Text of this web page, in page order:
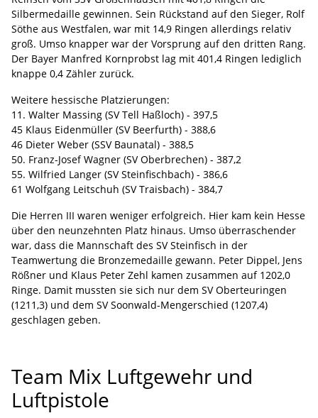
Silbermedaille gewinnen. Sein Rückstand auf den Sieger, Rolf
Söthe aus Westfalen, war mit 14,9 Ringen allerdings relativ
groß. Umso knapper war der Vorsprung auf den dritten Rang.
Der Bayer Manfred Kornprobst lag mit 401,4 Ringen lediglich
knappe 0,4 Zähler zurück.
Weitere hessische Platzierungen:
11. Walter Massing (SV Tell Haßloch) - 397,5
45 Klaus Eidenmüller (SV Beerfurth) - 388,6
46 Dieter Weber (SSV Baunatal) - 388,5
50. Franz-Josef Wagner (SV Oberbrechen) - 387,2
55. Wilfried Langer (SV Steinfischbach) - 386,6
61 Wolfgang Leitschuh (SV Traisbach) - 384,7
Die Herren III waren weniger erfolgreich. Hier kam kein Hesse
über den neunzehnten Platz hinaus. Umso überraschender
war, dass die Mannschaft des SV Steinfisch in der
Teamwertung die Bronzemedaille gewann. Peter Dippel, Jens
Rößner und Klaus Peter Zehl kamen zusammen auf 1202,0
Ringe. Damit mussten sie sich nur dem SV Oberteuringen
(1211,3) und dem SV Soonwald-Mengerschied (1207,4)
geschlagen geben.
Team Mix Luftgewehr und
Luftpistole